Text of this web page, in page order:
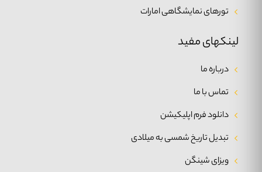
لینکهای مفید
درباره ما
تماس با ما
دانلود فرم اپلیکیشن
تبدیل تاریخ شمسی به میلادی
ویزای شینگن
تورهای نمایشگاهی امارات